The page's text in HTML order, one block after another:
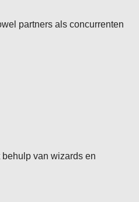
partners als concurrenten
van wizards en